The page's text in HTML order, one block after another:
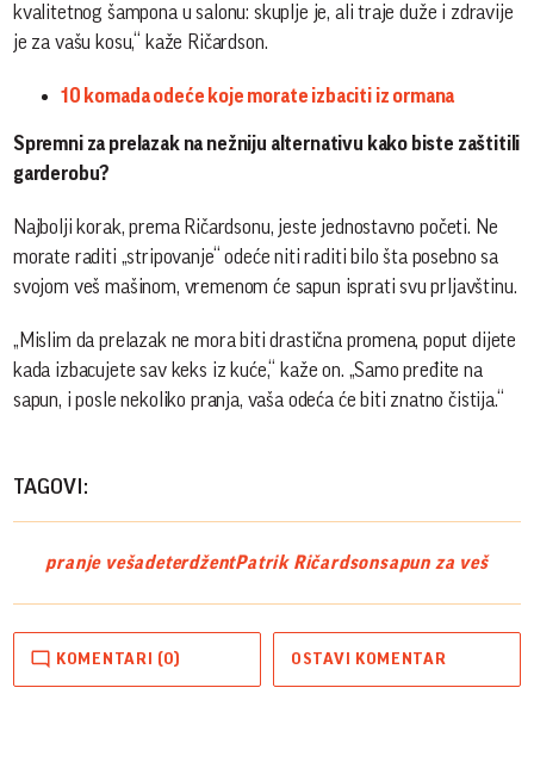
kvalitetnog šampona u salonu: skuplje je, ali traje duže i zdravije
je za vašu kosu,“ kaže Ričardson.
10 komada odeće koje morate izbaciti iz ormana
Spremni za prelazak na nežniju alternativu kako biste zaštitili
garderobu?
Najbolji korak, prema Ričardsonu, jeste jednostavno početi. Ne
morate raditi „stripovanje“ odeće niti raditi bilo šta posebno sa
svojom veš mašinom, vremenom će sapun isprati svu prljavštinu.
„Mislim da prelazak ne mora biti drastična promena, poput dijete
kada izbacujete sav keks iz kuće,“ kaže on. „Samo pređite na
sapun, i posle nekoliko pranja, vaša odeća će biti znatno čistija.“
TAGOVI:
pranje vešadeterdžentPatrik Ričardsonsapun za veš
KOMENTARI (0) OSTAVI KOMENTAR